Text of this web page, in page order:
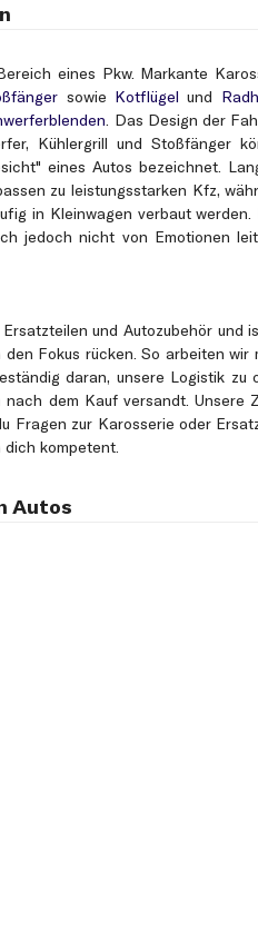
eines Pkw. Markante
sowie Kotflügel und
. Das Design der
Kühlergrill und Stoßfänger
eines Autos bezeichnet.
zu leistungsstarken Kfz,
in Kleinwagen verbaut werden.
jedoch nicht von Emotionen
und Autozubehör
Fokus rücken. So arbeiten
daran, unsere Logistik
nach dem Kauf versandt. Unsere
Fragen zur Karosserie oder
kompetent.
Autos